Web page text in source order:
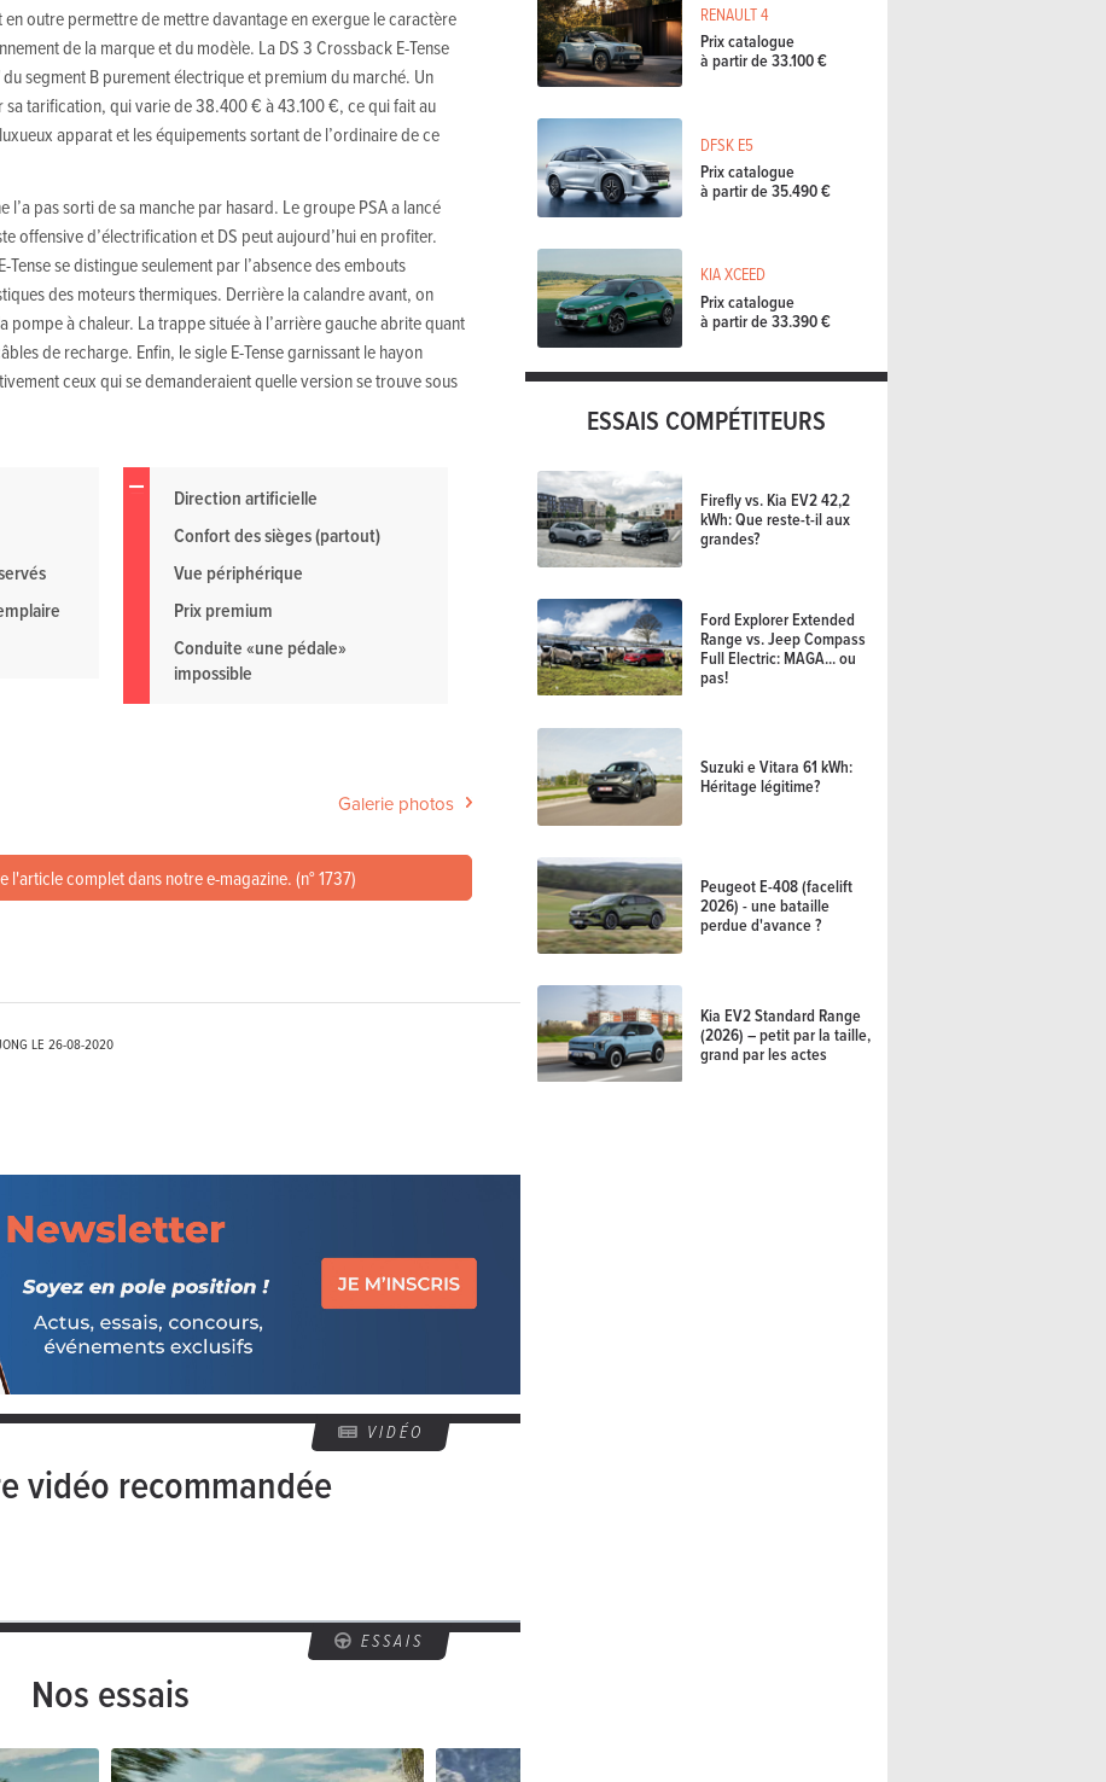
outre permettre de mettre davantage en exergue le caractère
de la marque et du modèle. La DS 3 Crossback E-Tense
segment B purement électrique et premium du marché. Un
sa tarification, qui varie de 38.400 € à 43.100 €, ce qui fait au
apparat et les équipements sortant de l’ordinaire de ce
l’a pas sorti de sa manche par hasard. Le groupe PSA a lancé
offensive d’électrification et DS peut aujourd’hui en profiter.
se distingue seulement par l’absence des embouts
des moteurs thermiques. Derrière la calandre avant, on
à chaleur. La trappe située à l’arrière gauche abrite quant
de recharge. Enfin, le sigle E-Tense garnissant le hayon
ceux qui se demanderaient quelle version se trouve sous
Direction artificielle
Confort des sièges (partout)
Vue périphérique
Prix premium
Conduite «une pédale»
impossible
Galerie photos
l'article complet dans notre e-magazine. (n° 1737)
LE 26-08-2020
VIDÉO
vidéo recommandée
ESSAIS
Nos essais
RENAULT 4
Prix catalogue
à partir de 33.100 €
DFSK E5
Prix catalogue
à partir de 35.490 €
KIA XCEED
Prix catalogue
à partir de 33.390 €
ESSAIS COMPÉTITEURS
Firefly vs. Kia EV2 42,2
kWh: Que reste-t-il aux
grandes?
Ford Explorer Extended
Range vs. Jeep Compass
Full Electric: MAGA... ou
pas!
Suzuki e Vitara 61 kWh:
Héritage légitime?
Peugeot E-408 (facelift
2026) - une bataille
perdue d'avance ?
Kia EV2 Standard Range
(2026) – petit par la taille,
grand par les actes